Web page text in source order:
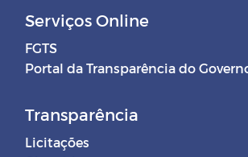
Serviços Online
FGTS
Portal da Transparência do
Transparência
Licitações